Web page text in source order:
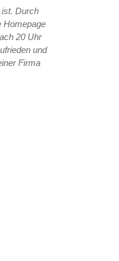
ist. Durch
Homepage
20 Uhr
und
Firma